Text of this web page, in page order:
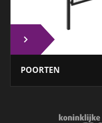
POORTEN